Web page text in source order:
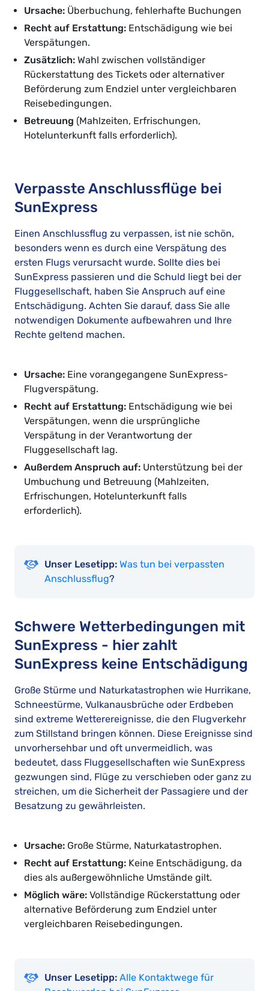
Ursache: Überbuchung, fehlerhafte Buchungen
Recht auf Erstattung: Entschädigung wie bei
Verspätungen.
Zusätzlich: Wahl zwischen vollständiger
Rückerstattung des Tickets oder alternativer
Beförderung zum Endziel unter vergleichbaren
Reisebedingungen.
Betreuung (Mahlzeiten, Erfrischungen,
Hotelunterkunft falls erforderlich).
Verpasste Anschlussflüge bei
SunExpress
Einen Anschlussflug zu verpassen, ist nie schön,
besonders wenn es durch eine Verspätung des
ersten Flugs verursacht wurde. Sollte dies bei
SunExpress passieren und die Schuld liegt bei der
Fluggesellschaft, haben Sie Anspruch auf eine
Entschädigung. Achten Sie darauf, dass Sie alle
notwendigen Dokumente aufbewahren und Ihre
Rechte geltend machen.
Ursache: Eine vorangegangene SunExpress-
Flugverspätung.
Recht auf Erstattung: Entschädigung wie bei
Verspätungen, wenn die ursprüngliche
Verspätung in der Verantwortung der
Fluggesellschaft lag.
Außerdem Anspruch auf: Unterstützung bei der
Umbuchung und Betreuung (Mahlzeiten,
Erfrischungen, Hotelunterkunft falls
erforderlich).
Unser Lesetipp: Was tun bei verpassten
Anschlussflug?
Schwere Wetterbedingungen mit
SunExpress - hier zahlt
SunExpress keine Entschädigung
Große Stürme und Naturkatastrophen wie Hurrikane,
Schneestürme, Vulkanausbrüche oder Erdbeben
sind extreme Wetterereignisse, die den Flugverkehr
zum Stillstand bringen können. Diese Ereignisse sind
unvorhersehbar und oft unvermeidlich, was
bedeutet, dass Fluggesellschaften wie SunExpress
gezwungen sind, Flüge zu verschieben oder ganz zu
streichen, um die Sicherheit der Passagiere und der
Besatzung zu gewährleisten.
Ursache: Große Stürme, Naturkatastrophen.
Recht auf Erstattung: Keine Entschädigung, da
dies als außergewöhnliche Umstände gilt.
Möglich wäre: Vollständige Rückerstattung oder
alternative Beförderung zum Endziel unter
vergleichbaren Reisebedingungen.
Unser Lesetipp: Alle Kontaktwege für